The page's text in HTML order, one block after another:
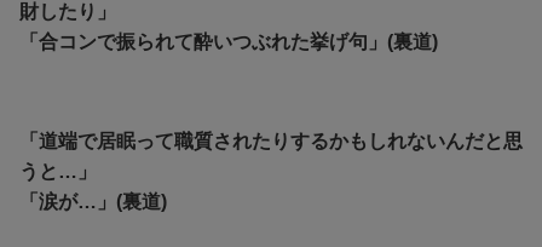
財したり」
「合コンで振られて酔いつぶれた挙げ句」(裏道)
「 道端で居眠って職質されたりするかもしれないんだと思
うと…」
「涙が…」(裏道)